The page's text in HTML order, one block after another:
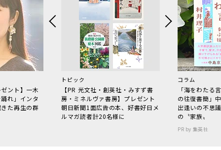
ント】一木
れ」インタ
た再生の群
トピック
【PR 光文社・創英社・みすず書
房・ミネルヴァ書房】プレゼント
朝日新聞1面広告の本、好書好日メ
ルマガ読者計20名様に
コラム
「海をわた
の往復書簡」
出逢いの不思
の〝家族〟
PR by 集英社